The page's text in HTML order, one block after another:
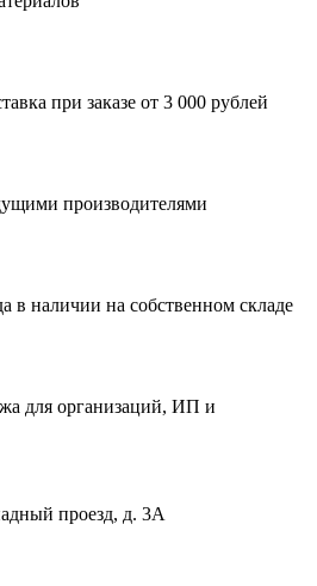
при заказе от 3 000 рублей
производителями
в наличии на собственном складе
для организаций, ИП и
проезд, д. 3А